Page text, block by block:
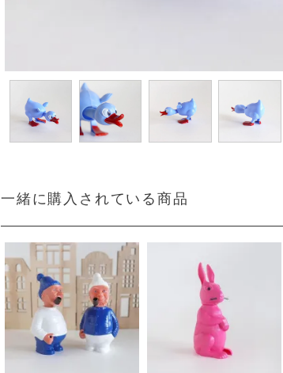
一緒に購入されている商品